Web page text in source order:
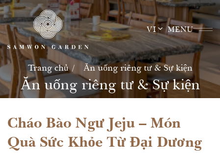
Skip
to
content
VI MENU
Trang chủ Ăn uống riêng tư & Sự kiện
Ăn uống riêng tư & Sự kiện
Cháo Bào Ngư Jeju – Món
Quà Sức Khỏe Từ Đại Dương